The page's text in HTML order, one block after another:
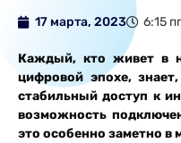
17 марта, 2023 6:15
Каждый, кто живет в
цифровой эпохе,
стабильный доступ к
возможность
это особенно заметно в